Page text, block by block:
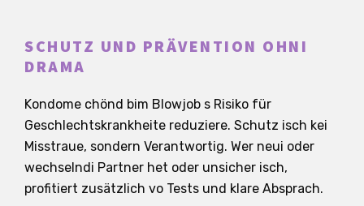
SCHUTZ UND PRÄVENTION OHNI
DRAMA
Kondome chönd bim Blowjob s Risiko für
Geschlechtskrankheite reduziere. Schutz isch kei
Misstraue, sondern Verantwortig. Wer neui oder
wechselndi Partner het oder unsicher isch,
profitiert zusätzlich vo Tests und klare Absprach.